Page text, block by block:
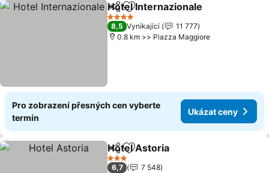
SdíletPřidat na seznam oblíbených
Hotel Internazionale
4 Počet hvězdiček
8,5 Vynikající
11 777
0.8 km >> Piazza Maggiore
Pro zobrazení přesných cen vyberte
termín
Ukázat ceny
SdíletPřidat na seznam oblíbených
Hotel Astoria
3 Počet hvězdiček
6,7
7 548